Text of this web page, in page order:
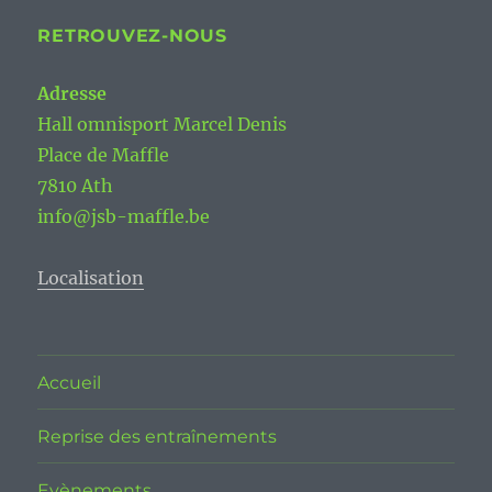
RETROUVEZ-NOUS
Adresse
Hall omnisport Marcel Denis
Place de Maffle
7810 Ath
info@jsb-maffle.be
Localisation
Accueil
Reprise des entraînements